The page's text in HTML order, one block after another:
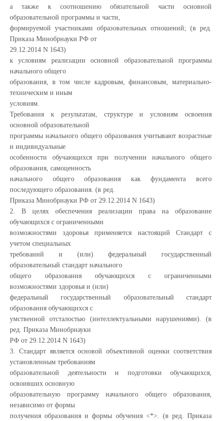
а также к соотношению обязательной части основной
образовательной программы и части,
формируемой участниками образовательных отношений; (в ред.
Приказа Минобрнауки РФ от
29.12.2014 N 1643)
к условиям реализации основной образовательной программы
начального общего
образования, в том числе кадровым, финансовым, материально-
техническим и иным
условиям.
Требования к результатам, структуре и условиям освоения
основной образовательной
программы начального общего образования учитывают возрастные
и индивидуальные
особенности обучающихся при получении начального общего
образования, самоценность
начального общего образования как фундамента всего
последующего образования. (в ред.
Приказа Минобрнауки РФ от 29.12.2014 N 1643)
2. В целях обеспечения реализации права на образование
обучающихся с ограниченными
возможностями здоровья применяется настоящий Стандарт с
учетом специальных
требований и (или) федеральный государственный
образовательный стандарт начального
общего образования обучающихся с ограниченными
возможностями здоровья и (или)
федеральный государственный образовательный стандарт
образования обучающихся с
умственной отсталостью (интеллектуальными нарушениями). (в
ред. Приказа Минобрнауки
РФ от 29.12.2014 N 1643)
3. Стандарт является основой объективной оценки соответствия
установленным требованиям
образовательной деятельности и подготовки обучающихся,
освоивших основную
образовательную программу начального общего образования,
независимо от формы
получения образования и формы обучения <*>. (в ред. Приказа